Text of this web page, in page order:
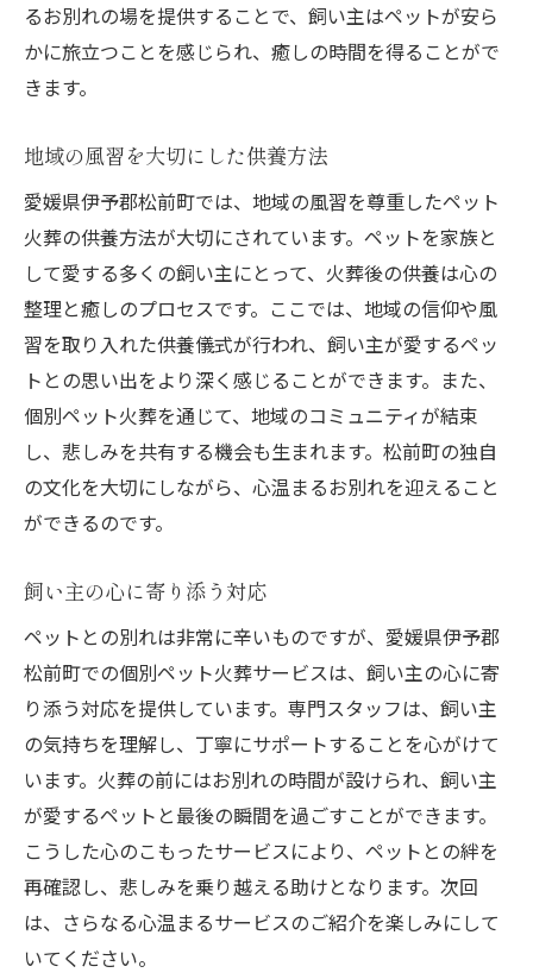
な別れを提供
心温まる別れのためのサービス
愛するペットへの感謝を形に
ペットとの最後の時をどう過ごすか
飼い主の満足度を高めるサポート
るお別れの場を提供することで、飼い主はペットが安ら
かに旅立つことを感じられ、癒しの時間を得ることがで
きます。
地域の風習を大切にした供養方法
愛媛県伊予郡松前町では、地域の風習を尊重したペット
火葬の供養方法が大切にされています。ペットを家族と
して愛する多くの飼い主にとって、火葬後の供養は心の
整理と癒しのプロセスです。ここでは、地域の信仰や風
習を取り入れた供養儀式が行われ、飼い主が愛するペッ
トとの思い出をより深く感じることができます。また、
個別ペット火葬を通じて、地域のコミュニティが結束
し、悲しみを共有する機会も生まれます。松前町の独自
の文化を大切にしながら、心温まるお別れを迎えること
ができるのです。
飼い主の心に寄り添う対応
ペットとの別れは非常に辛いものですが、愛媛県伊予郡
松前町での個別ペット火葬サービスは、飼い主の心に寄
り添う対応を提供しています。専門スタッフは、飼い主
の気持ちを理解し、丁寧にサポートすることを心がけて
います。火葬の前にはお別れの時間が設けられ、飼い主
が愛するペットと最後の瞬間を過ごすことができます。
こうした心のこもったサービスにより、ペットとの絆を
再確認し、悲しみを乗り越える助けとなります。次回
は、さらなる心温まるサービスのご紹介を楽しみにして
いてください。